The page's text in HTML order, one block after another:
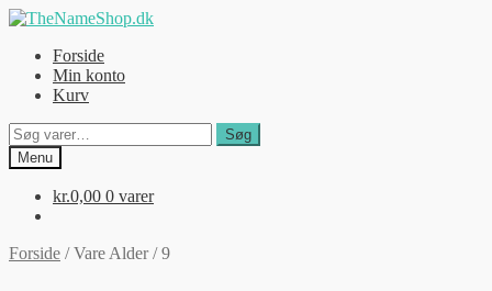
Spring
navigation
Spring
indholdForside
Min konto
Kurv
Søg
efter:
Søg
Menu
kr.0,00 0 varer
Forside /Vare Alder/9